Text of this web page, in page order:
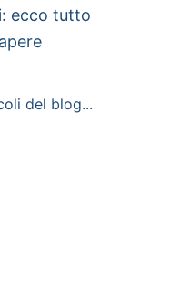
ecco tutto
del blog...